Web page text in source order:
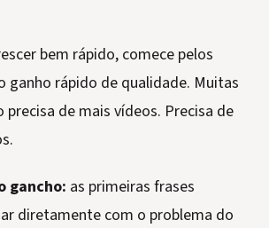
bem rápido, comece pelos
ganho rápido de qualidade. Muitas
precisa de mais vídeos. Precisa de
gancho: as primeiras frases
diretamente com o problema do